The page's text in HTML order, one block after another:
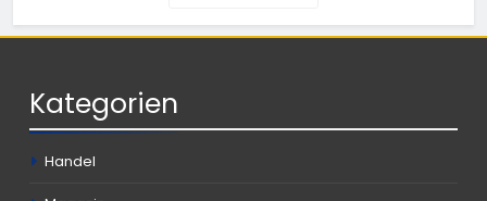
Kategorien
Handel